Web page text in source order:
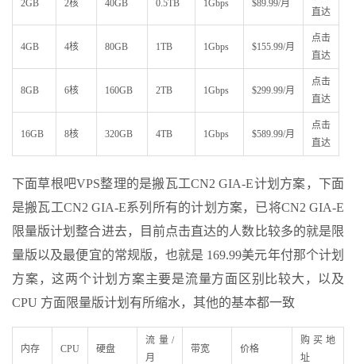
2GB 2核 40GB 0.5TB 1Gbps $89.99/月
直达
4GB 4核 80GB 1TB 1Gbps $155.99/月
点击
直达
8GB 6核 160GB 2TB 1Gbps $299.99/月
点击
直达
16GB 8核 320GB 4TB 1Gbps $589.99/月
点击
直达
下面草根吧VPS整理的是搬瓦工CN2 GIA-E计划方案，下面
是搬瓦工CN2 GIA-E系列所有的计划方案，已将CN2 GIA-E
限量版计划整合进去，目前点击直达的人数比较多的就是限
量版以及最便宜的常规版，也就是 169.99美元年付那个计划
方案，这两个计划方案主要是流量方面区别比较大，以及
CPU 方面限量版计划有所缩水，其他的基本都一致
内存 CPU 硬盘
流量/
月
带宽 价格
购买地
址